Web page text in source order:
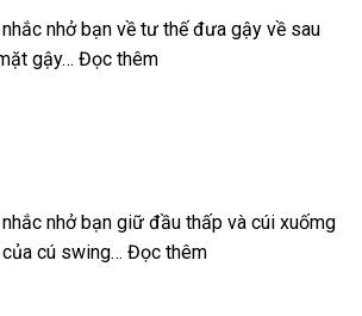
nhở bạn về tư thế đưa gậy về sau
gậy… Đọc thêm
nhở bạn giữ đầu thấp và cúi xuốmg
cú swing… Đọc thêm